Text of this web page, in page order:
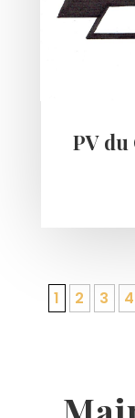
PV
1
2 3 4